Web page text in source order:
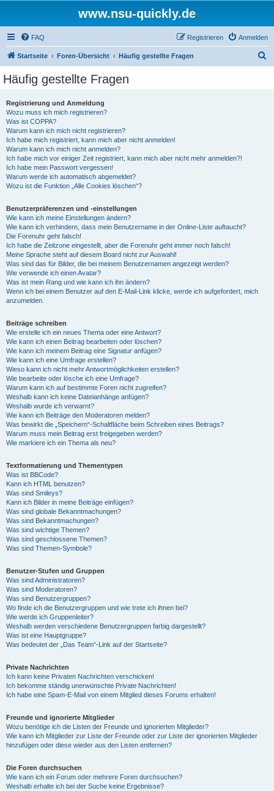
www.nsu-quickly.de
FAQ Anmelden
Registrieren
Startseite Foren-Übersicht Häufig gestellte Fragen
Häufig gestellte Fragen
Registrierung und Anmeldung
Wozu muss ich mich registrieren?
Was ist COPPA?
Warum kann ich mich nicht registrieren?
Ich habe mich registriert, kann mich aber nicht anmelden!
Warum kann ich mich nicht anmelden?
Ich habe mich vor einiger Zeit registriert, kann mich aber nicht mehr anmelden?!
Ich habe mein Passwort vergessen!
Warum werde ich automatisch abgemeldet?
Wozu ist die Funktion „Alle Cookies löschen“?
Benutzerpräferenzen und -einstellungen
Wie kann ich meine Einstellungen ändern?
Wie kann ich verhindern, dass mein Benutzername in der Online-Liste auftaucht?
Die Forenuhr geht falsch!
Ich habe die Zeitzone eingestellt, aber die Forenuhr geht immer noch falsch!
Meine Sprache steht auf diesem Board nicht zur Auswahl!
Was sind das für Bilder, die bei meinem Benutzernamen angezeigt werden?
Wie verwende ich einen Avatar?
Was ist mein Rang und wie kann ich ihn ändern?
Wenn ich bei einem Benutzer auf den E-Mail-Link klicke, werde ich aufgefordert, mich
anzumelden.
Beiträge schreiben
Wie erstelle ich ein neues Thema oder eine Antwort?
Wie kann ich einen Beitrag bearbeiten oder löschen?
Wie kann ich meinem Beitrag eine Signatur anfügen?
Wie kann ich eine Umfrage erstellen?
Wieso kann ich nicht mehr Antwortmöglichkeiten erstellen?
Wie bearbeite oder lösche ich eine Umfrage?
Warum kann ich auf bestimmte Foren nicht zugreifen?
Weshalb kann ich keine Dateianhänge anfügen?
Weshalb wurde ich verwarnt?
Wie kann ich Beiträge den Moderatoren melden?
Was bewirkt die „Speichern“-Schaltfläche beim Schreiben eines Beitrags?
Warum muss mein Beitrag erst freigegeben werden?
Wie markiere ich ein Thema als neu?
Textformatierung und Thementypen
Was ist BBCode?
Kann ich HTML benutzen?
Was sind Smileys?
Kann ich Bilder in meine Beiträge einfügen?
Was sind globale Bekanntmachungen?
Was sind Bekanntmachungen?
Was sind wichtige Themen?
Was sind geschlossene Themen?
Was sind Themen-Symbole?
Benutzer-Stufen und Gruppen
Was sind Administratoren?
Was sind Moderatoren?
Was sind Benutzergruppen?
Wo finde ich die Benutzergruppen und wie trete ich ihnen bei?
Wie werde ich Gruppenleiter?
Weshalb werden verschiedene Benutzergruppen farbig dargestellt?
Was ist eine Hauptgruppe?
Was bedeutet der „Das Team“-Link auf der Startseite?
Private Nachrichten
Ich kann keine Privaten Nachrichten verschicken!
Ich bekomme ständig unerwünschte Private Nachrichten!
Ich habe eine Spam-E-Mail von einem Mitglied dieses Forums erhalten!
Freunde und ignorierte Mitglieder
Wozu benötige ich die Listen der Freunde und ignorierten Mitglieder?
Wie kann ich Mitglieder zur Liste der Freunde oder zur Liste der ignorierten Mitglieder
hinzufügen oder diese wieder aus den Listen entfernen?
Die Foren durchsuchen
Wie kann ich ein Forum oder mehrere Foren durchsuchen?
Weshalb erhalte ich bei der Suche keine Ergebnisse?